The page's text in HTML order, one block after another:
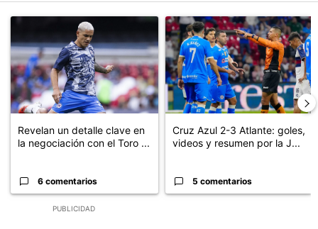
PUBLICIDAD
Un artículo de tendencia con el título "Revelan un detalle clave
Revelan un detalle clave en
la negociación con el Toro ...
6 comentarios
Un artículo de tendencia con el
Cruz Azul 2-3 Atlante: goles,
videos y resumen por la J...
5 comentarios